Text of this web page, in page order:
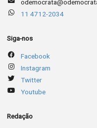
11 4712-2034
Siga-nos
Facebook
Instagram
Twitter
Youtube
Redação